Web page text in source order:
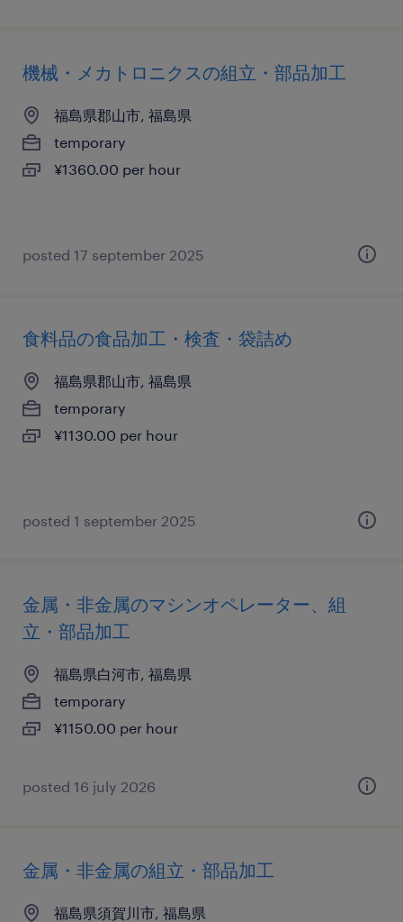
機械・メカトロニクスの組立・部品加工
福島県郡山市, 福島県
temporary
¥1360.00 per hour
posted 17 september 2025
食料品の食品加工・検査・袋詰め
福島県郡山市, 福島県
temporary
¥1130.00 per hour
posted 1 september 2025
金属・非金属のマシンオペレーター、組
立・部品加工
福島県白河市, 福島県
temporary
¥1150.00 per hour
posted 16 july 2026
金属・非金属の組立・部品加工
福島県須賀川市, 福島県